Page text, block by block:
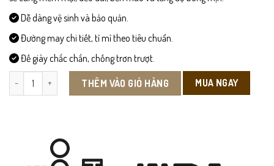
Dễ dàng vệ sinh và bảo quản.
Đường may chi tiết, tỉ mỉ theo tiêu chuẩn.
Đế giày chắc chắn, chống trơn trượt.
CS19 - Giày Da Công Sở số lượng
THÊM VÀO GIỎ HÀNG MUA NGAY